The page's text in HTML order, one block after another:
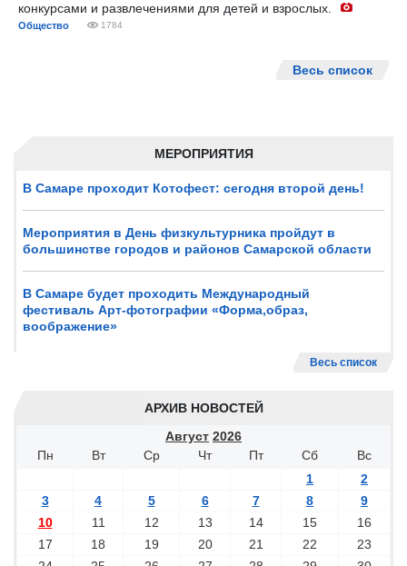
МЕРОПРИЯТИЯ
В Самаре проходит Котофест: сегодня второй день!
Мероприятия в День физкультурника пройдут в
большинстве городов и районов Самарской области
В Самаре будет проходить Международный
фестиваль Арт-фотографии «Форма,образ,
воображение»
Весь список
АРХИВ НОВОСТЕЙ
Август 2026
Пн
Вт Ср Чт Пт Сб
Вс
1
2
3
4 5 6 7 8
9
10
11 12 13 14 15
16
17
18 19 20 21 22
23
конкурсами и развлечениями для детей и взрослых.
Общество 1784
Весь список